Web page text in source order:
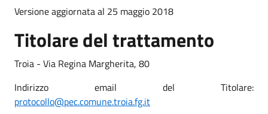
Versione aggiornata al 25 maggio 2018
Titolare del trattamento
Troia - Via Regina Margherita, 80
Indirizzo email del Titolare:
protocollo@pec.comune.troia.fg.it